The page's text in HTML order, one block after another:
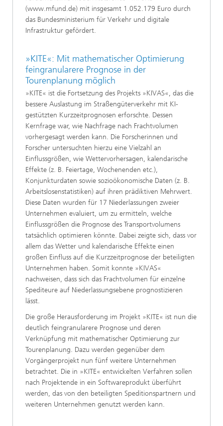
(www.mfund.de) mit insgesamt 1.052.179 Euro durch
das Bundesministerium für Verkehr und digitale
Infrastruktur gefördert.
»KITE«: Mit mathematischer Optimierung
feingranularere Prognose in der
Tourenplanung möglich
»KITE« ist die Fortsetzung des Projekts »KIVAS«, das die
bessere Auslastung im Straßengüterverkehr mit KI-
gestützten Kurzzeitprognosen erforschte. Dessen
Kernfrage war, wie Nachfrage nach Frachtvolumen
vorhergesagt werden kann. Die Forscherinnen und
Forscher untersuchten hierzu eine Vielzahl an
Einflussgrößen, wie Wettervorhersagen, kalendarische
Effekte (z. B. Feiertage, Wochenenden etc.),
Konjunkturdaten sowie sozioökonomische Daten (z. B.
Arbeitslosenstatistiken) auf ihren prädiktiven Mehrwert.
Diese Daten wurden für 17 Niederlassungen zweier
Unternehmen evaluiert, um zu ermitteln, welche
Einflussgrößen die Prognose des Transportvolumens
tatsächlich optimieren könnte. Dabei zeigte sich, dass vor
allem das Wetter und kalendarische Effekte einen
großen Einfluss auf die Kurzzeitprognose der beteiligten
Unternehmen haben. Somit konnte »KIVAS«
nachweisen, dass sich das Frachtvolumen für einzelne
Spediteure auf Niederlassungsebene prognostizieren
lässt.
Die große Herausforderung im Projekt »KITE« ist nun die
deutlich feingranularere Prognose und deren
Verknüpfung mit mathematischer Optimierung zur
Tourenplanung. Dazu werden gegenüber dem
Vorgängerprojekt nun fünf weitere Unternehmen
betrachtet. Die in »KITE« entwickelten Verfahren sollen
nach Projektende in ein Softwareprodukt überführt
werden, das von den beteiligten Speditionspartnern und
weiteren Unternehmen genutzt werden kann.